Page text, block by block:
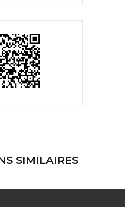
SIMILAIRES